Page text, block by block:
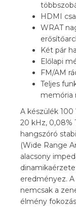
HDMI
WRAT
Két pár
Előlapi
FM/AM
Teljes
memória
A készülék
20 kHz, 0,08%
hangszóró
(Wide Range
alacsony
eredményez. A
nemcsak a
élmény